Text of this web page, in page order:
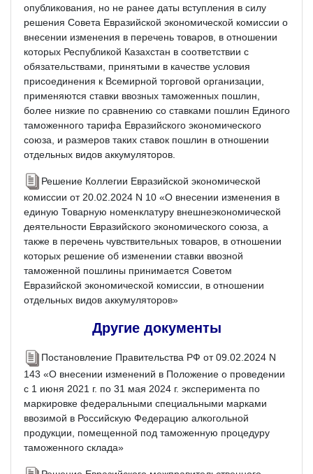
опубликования, но не ранее даты вступления в силу
решения Совета Евразийской экономической комиссии о
внесении изменения в перечень товаров, в отношении
которых Республикой Казахстан в соответствии с
обязательствами, принятыми в качестве условия
присоединения к Всемирной торговой организации,
применяются ставки ввозных таможенных пошлин,
более низкие по сравнению со ставками пошлин Единого
таможенного тарифа Евразийского экономического
союза, и размеров таких ставок пошлин в отношении
отдельных видов аккумуляторов.
Решение Коллегии Евразийской экономической
комиссии от 20.02.2024 N 10 «О внесении изменения в
единую Товарную номенклатуру внешнеэкономической
деятельности Евразийского экономического союза, а
также в перечень чувствительных товаров, в отношении
которых решение об изменении ставки ввозной
таможенной пошлины принимается Советом
Евразийской экономической комиссии, в отношении
отдельных видов аккумуляторов»
Другие документы
Постановление Правительства РФ от 09.02.2024 N
143 «О внесении изменений в Положение о проведении
с 1 июня 2021 г. по 31 мая 2024 г. эксперимента по
маркировке федеральными специальными марками
ввозимой в Российскую Федерацию алкогольной
продукции, помещенной под таможенную процедуру
таможенного склада»